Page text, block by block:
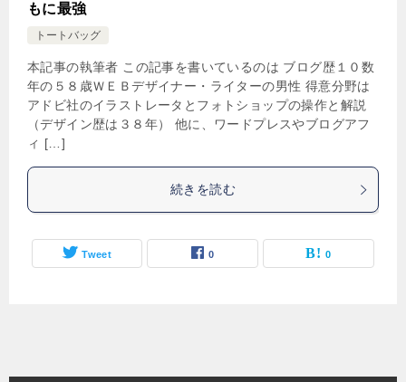
もに最強
トートバッグ
本記事の執筆者 この記事を書いているのは ブログ歴１０数
年の５８歳ＷＥＢデザイナー・ライターの男性 得意分野は
アドビ社のイラストレータとフォトショップの操作と解説
（デザイン歴は３８年） 他に、ワードプレスやブログアフ
ィ […]
続きを読む
Tweet 0 0